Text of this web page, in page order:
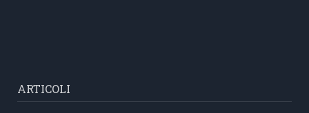
ARTICOLI